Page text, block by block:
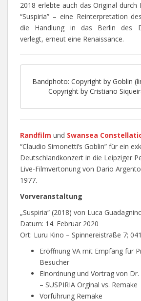
2018 erlebte auch das Original durch
“Suspiria” – eine Reinterpretation
die Handlung in das Berlin des
verlegt, erneut eine Renaissance.
Bandphoto: Copyright by Goblin
Copyright by Cristiano
Randfilm und Swansea
“Claudio Simonetti’s Goblin” für ein
Deutschlandkonzert in die Leipziger
Live-Filmvertonung von Dario
1977.
Vorveranstaltung
„Suspiria“ (2018) von Luca
Datum: 14. Februar 2020
Ort: Luru Kino – Spinnereistraße 7;
Eröffnung VA mit Empfang für
Besucher
Einordnung und Vortrag von
– SUSPIRIA Orginal vs. Remake
Vorführung Remake